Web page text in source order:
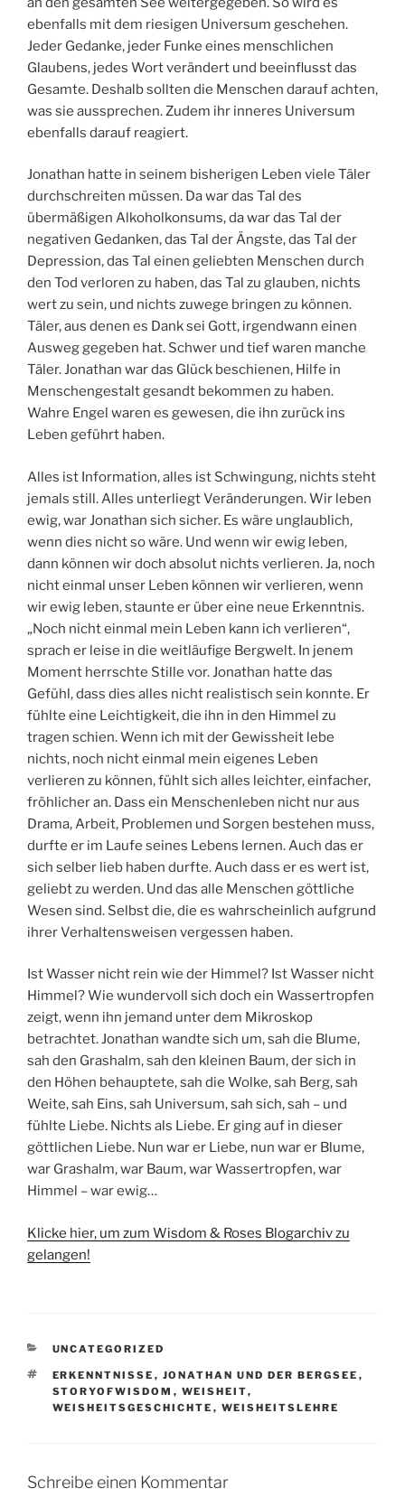
ebenfalls mit dem riesigen Universum geschehen.
Jeder Gedanke, jeder Funke eines menschlichen
Glaubens, jedes Wort verändert und beeinflusst das
Gesamte. Deshalb sollten die Menschen darauf achten,
was sie aussprechen. Zudem ihr inneres Universum
ebenfalls darauf reagiert.
Jonathan hatte in seinem bisherigen Leben viele Täler
durchschreiten müssen. Da war das Tal des
übermäßigen Alkoholkonsums, da war das Tal der
negativen Gedanken, das Tal der Ängste, das Tal der
Depression, das Tal einen geliebten Menschen durch
den Tod verloren zu haben, das Tal zu glauben, nichts
wert zu sein, und nichts zuwege bringen zu können.
Täler, aus denen es Dank sei Gott, irgendwann einen
Ausweg gegeben hat. Schwer und tief waren manche
Täler. Jonathan war das Glück beschienen, Hilfe in
Menschengestalt gesandt bekommen zu haben.
Wahre Engel waren es gewesen, die ihn zurück ins
Leben geführt haben.
Alles ist Information, alles ist Schwingung, nichts steht
jemals still. Alles unterliegt Veränderungen. Wir leben
ewig, war Jonathan sich sicher. Es wäre unglaublich,
wenn dies nicht so wäre. Und wenn wir ewig leben,
dann können wir doch absolut nichts verlieren. Ja, noch
nicht einmal unser Leben können wir verlieren, wenn
wir ewig leben, staunte er über eine neue Erkenntnis.
„Noch nicht einmal mein Leben kann ich verlieren“,
sprach er leise in die weitläufige Bergwelt. In jenem
Moment herrschte Stille vor. Jonathan hatte das
Gefühl, dass dies alles nicht realistisch sein konnte. Er
fühlte eine Leichtigkeit, die ihn in den Himmel zu
tragen schien. Wenn ich mit der Gewissheit lebe
nichts, noch nicht einmal mein eigenes Leben
verlieren zu können, fühlt sich alles leichter, einfacher,
fröhlicher an. Dass ein Menschenleben nicht nur aus
Drama, Arbeit, Problemen und Sorgen bestehen muss,
durfte er im Laufe seines Lebens lernen. Auch das er
sich selber lieb haben durfte. Auch dass er es wert ist,
geliebt zu werden. Und das alle Menschen göttliche
Wesen sind. Selbst die, die es wahrscheinlich aufgrund
ihrer Verhaltensweisen vergessen haben.
Ist Wasser nicht rein wie der Himmel? Ist Wasser nicht
Himmel? Wie wundervoll sich doch ein Wassertropfen
zeigt, wenn ihn jemand unter dem Mikroskop
betrachtet. Jonathan wandte sich um, sah die Blume,
sah den Grashalm, sah den kleinen Baum, der sich in
den Höhen behauptete, sah die Wolke, sah Berg, sah
Weite, sah Eins, sah Universum, sah sich, sah – und
fühlte Liebe. Nichts als Liebe. Er ging auf in dieser
göttlichen Liebe. Nun war er Liebe, nun war er Blume,
war Grashalm, war Baum, war Wassertropfen, war
Himmel – war ewig…
Klicke hier, um zum Wisdom & Roses Blogarchiv zu
gelangen!
KATEGORIEN
UNCATEGORIZED
SCHLAGWÖRTER
ERKENNTNISSE , JONATHAN UND DER BERGSEE ,
STORYOFWISDOM , WEISHEIT,
WEISHEITSGESCHICHTE , WEISHEITSLEHRE
Schreibe einen Kommentar